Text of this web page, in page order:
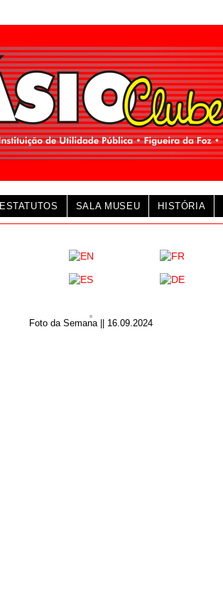
ESTATUTOS SALA MUSEU HISTÓRIA
Foto da Semana || 16.09.2024